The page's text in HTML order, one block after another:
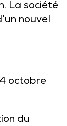
La société
nouvel
octobre
du